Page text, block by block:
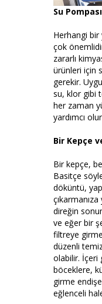
Su Pompası
Herhangi bir
çok
zararlı
ürünleri için
gerekir.
su, klor gibi
her zaman
yardımcı
Bir Kepçe
Bir kepçe,
Basitçe
döküntü,
direğin
ve eğer bir
filtreye
düzenli
olabilir. İçeri
böceklere,
girme
eğlenceli